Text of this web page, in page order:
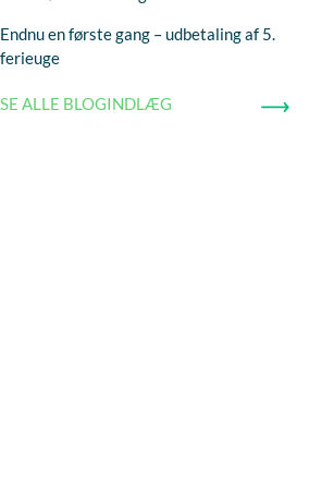
Endnu en første gang – udbetaling af 5.
ferieuge
SE ALLE BLOGINDLÆG